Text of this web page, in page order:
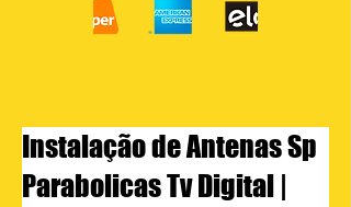
Instalação de Antenas Sp
Parabolicas Tv Digital |